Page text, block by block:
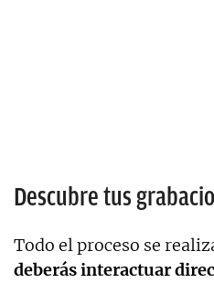
Descubre tus
Todo el proceso se
deberás interactuar